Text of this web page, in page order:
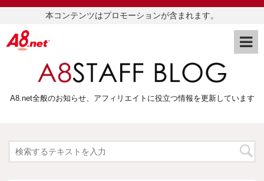
本コンテンツはプロモーションが含まれます。
A8.net全般のお知らせ、アフィリエイトに役立つ情報を更新しています